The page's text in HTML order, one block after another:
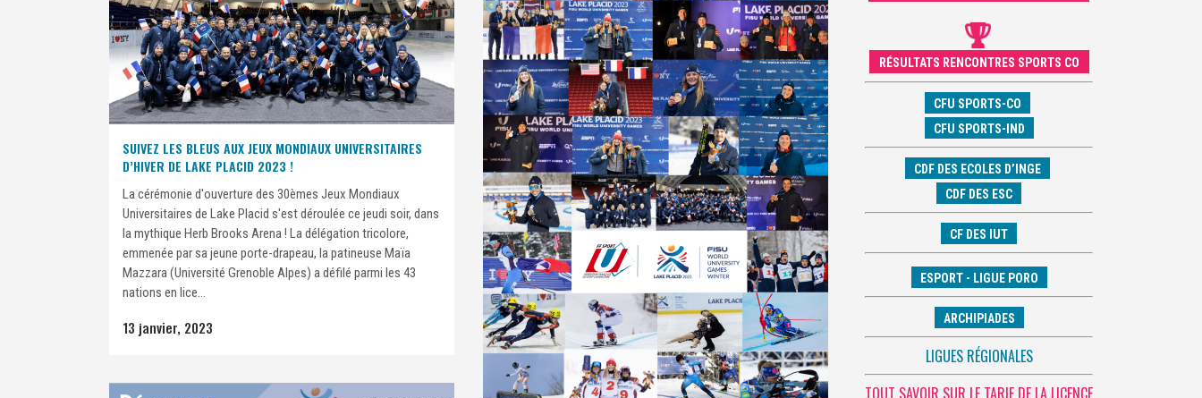
SUIVEZ LES BLEUS AUX JEUX MONDIAUX UNIVERSITAIRES
D’HIVER DE LAKE PLACID 2023 !
La cérémonie d'ouverture des 30èmes Jeux Mondiaux
Universitaires de Lake Placid s'est déroulée ce jeudi soir, dans
la mythique Herb Brooks Arena ! La délégation tricolore,
emmenée par sa jeune porte-drapeau, la patineuse Maïa
Mazzara (Université Grenoble Alpes) a défilé parmi les 43
nations en lice...
13 janvier, 2023
RÉSULTATS RENCONTRES SPORTS CO
CFU SPORTS-CO
CFU SPORTS-IND
CDF DES ECOLES D’INGE
CDF DES ESC
CF DES IUT
ESPORT - LIGUE PORO
ARCHIPIADES
LIGUES RÉGIONALES
TOUT SAVOIR SUR LE TARIF DE LA LICENCE